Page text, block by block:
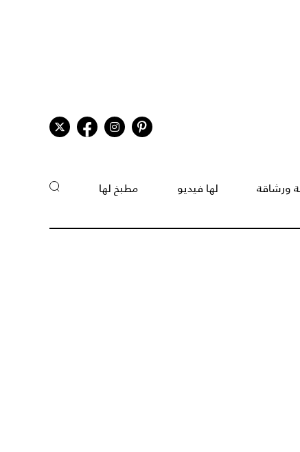
ورشاقة لها فيديو مطبخ لها